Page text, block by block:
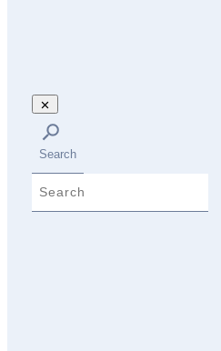
Search